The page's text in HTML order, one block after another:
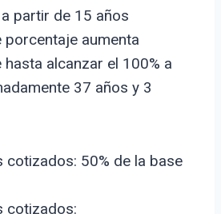
partir de 15 años
aumenta
alcanzar el 100% a
37 años y 3
cotizados: 50% de la base
cotizados: